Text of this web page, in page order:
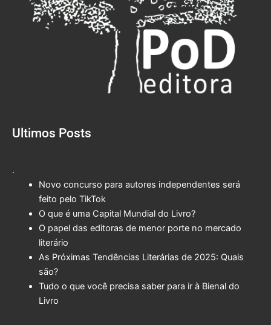
Ultimos Posts
.
Novo concurso para autores independentes será
feito pelo TikTok
O que é uma Capital Mundial do Livro?
O papel das editoras de menor porte no mercado
literário
As Próximas Tendências Literárias de 2025: Quais
são?
Tudo o que você precisa saber para ir à Bienal do
Livro